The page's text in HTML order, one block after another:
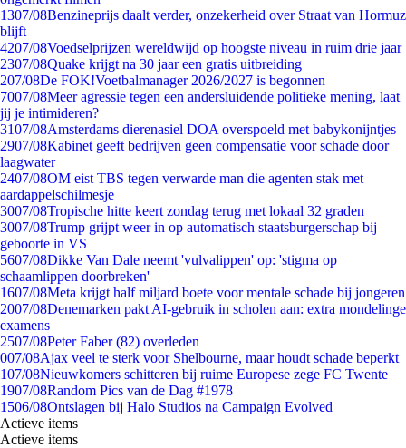
1307/08Benzineprijs daalt verder, onzekerheid over Straat van Hormuz
blijft
4207/08Voedselprijzen wereldwijd op hoogste niveau in ruim drie jaar
2307/08Quake krijgt na 30 jaar een gratis uitbreiding
207/08De FOK!Voetbalmanager 2026/2027 is begonnen
7007/08Meer agressie tegen een andersluidende politieke mening, laat
jij je intimideren?
3107/08Amsterdams dierenasiel DOA overspoeld met babykonijntjes
2907/08Kabinet geeft bedrijven geen compensatie voor schade door
laagwater
2407/08OM eist TBS tegen verwarde man die agenten stak met
aardappelschilmesje
3007/08Tropische hitte keert zondag terug met lokaal 32 graden
3007/08Trump grijpt weer in op automatisch staatsburgerschap bij
geboorte in VS
5607/08Dikke Van Dale neemt 'vulvalippen' op: 'stigma op
schaamlippen doorbreken'
1607/08Meta krijgt half miljard boete voor mentale schade bij jongeren
2007/08Denemarken pakt AI-gebruik in scholen aan: extra mondelinge
examens
2507/08Peter Faber (82) overleden
007/08Ajax veel te sterk voor Shelbourne, maar houdt schade beperkt
107/08Nieuwkomers schitteren bij ruime Europese zege FC Twente
1907/08Random Pics van de Dag #1978
1506/08Ontslagen bij Halo Studios na Campaign Evolved
Actieve items
Actieve items